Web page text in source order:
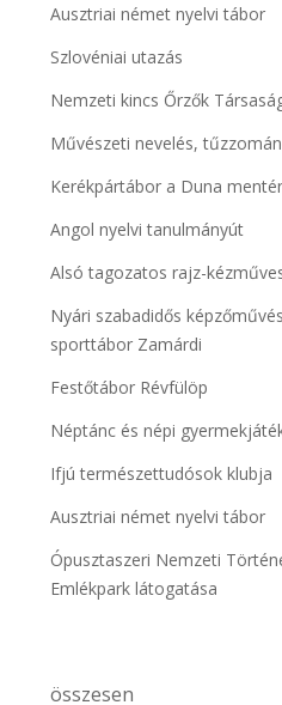
Ausztriai német nyelvi tábor
Szlovéniai utazás
Nemzeti kincs Őrzők
Művészeti nevelés,
Kerékpártábor a Duna
Angol nyelvi tanulmányút
Alsó tagozatos rajz-
Nyári szabadidős
sporttábor Zamárdi
Festőtábor Révfülöp
Néptánc és népi
Ifjú természettudósok klubja
Ausztriai német nyelvi tábor
Ópusztaszeri Nemzeti
Emlékpark látogatása
összesen